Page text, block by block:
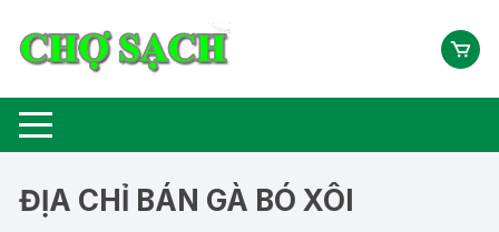
ĐỊA CHỈ BÁN GÀ BÓ XÔI